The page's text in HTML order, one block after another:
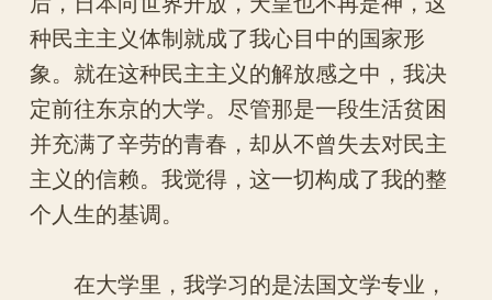
种民主主义体制就成了我心目中的国家形
象。就在这种民主主义的解放感之中，我决
定前往东京的大学。尽管那是一段生活贫困
并充满了辛劳的青春，却从不曾失去对民主
主义的信赖。我觉得，这一切构成了我的整
个人生的基调。
在大学里，我学习的是法国文学专业，